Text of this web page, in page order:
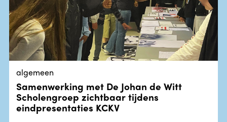
algemeen
Samenwerking met De Johan de Witt
Scholengroep zichtbaar tijdens
eindpresentaties KCKV